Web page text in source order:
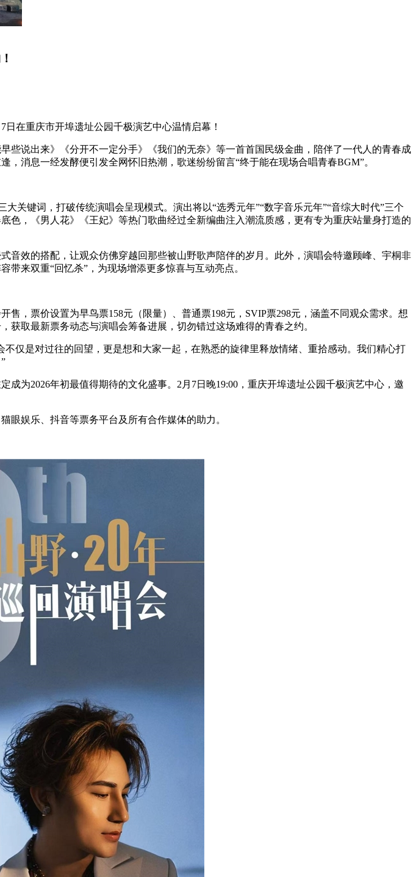
在重庆市开埠遗址公园千极演艺中心温情启幕！
些说出来》《分开不一定分手》《我们的无奈》等一首首国民级金曲，陪伴了一代人的青春成
消息一经发酵便引发全网怀旧热潮，歌迷纷纷留言“终于能在现场合唱青春BGM”。
关键词，打破传统演唱会呈现模式。演出将以“选秀元年”“数字音乐元年”“音综大时代”三个
，《男人花》《王妃》等热门歌曲经过全新编曲注入潮流质感，更有专为重庆站量身打造的
效的搭配，让观众仿佛穿越回那些被山野歌声陪伴的岁月。此外，演唱会特邀顾峰、宇桐非
来双重“回忆杀”，为现场增添更多惊喜与互动亮点。
，票价设置为早鸟票158元（限量）、普通票198元，SVIP票298元，涵盖不同观众需求。想
取最新票务动态与演唱会筹备进展，切勿错过这场难得的青春之约。
仅是对过往的回望，更是想和大家一起，在熟悉的旋律里释放情绪、重拾感动。我们精心打
为2026年初最值得期待的文化盛事。2月7日晚19:00，重庆开埠遗址公园千极演艺中心，邀
眼娱乐、抖音等票务平台及所有合作媒体的助力。